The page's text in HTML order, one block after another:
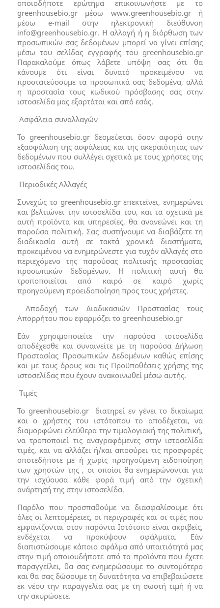
οποιοδήποτε ερώτημα επικοινωνήστε με το
greenhousebio.gr μέσω www.greenhousebio.gr ή
μέσω e-mail στην ηλεκτρονική διεύθυνση
info@greenhousebio.gr. Η αλλαγή ή η διόρθωση των
προσωπικών σας δεδομένων μπορεί να γίνει επίσης
μέσω του σελίδας εγγραφής του greenhousebio.gr
Παρακαλούμε όπως λάβετε υπόψη σας ότι θα
κάνουμε ότι είναι δυνατό προκειμένου να
προστατεύσουμε τα προσωπικά σας δεδομένα, αλλά
η προστασία τους κωδικού πρόσβασης σας στην
ιστοσελίδα μας εξαρτάται και από εσάς.
Ασφάλεια συναλλαγών
Το greenhousebio.gr δεσμεύεται όσον αφορά στην
εξασφάλιση της ασφάλειας και της ακεραιότητας των
δεδομένων που συλλέγει σχετικά με τους χρήστες της
ιστοσελίδας του.
Περιοδικές Αλλαγές
Συνεχώς το greenhousebio.gr επεκτείνει, ενημερώνει
και βελτιώνει την ιστοσελίδα του, και τα σχετικά με
αυτή προϊόντα και υπηρεσίες, θα ανανεώνει και τη
παρούσα πολιτική. Σας συστήνουμε να διαβάζετε τη
διαδικασία αυτή σε τακτά χρονικά διαστήματα,
προκειμένου να ενημερώνεστε για τυχόν αλλαγές στο
περιεχόμενο της παρούσας πολιτικής προστασίας
προσωπικών δεδομένων. Η πολιτική αυτή θα
τροποποιείται από καιρό σε καιρό χωρίς
προηγούμενη προειδοποίηση προς τους χρήστες.
Αποδοχή των Διαδικασιών Προστασίας τους
Απορρήτου που εφαρμόζει το greenhousebio.gr
Εάν χρησιμοποιείτε την παρούσα ιστοσελίδα
αποδέχεσθε και συναινείτε με τη παρούσα Δήλωση
Προστασίας Προσωπικών Δεδομένων καθώς επίσης
και με τους όρους και τις Προϋποθέσεις χρήσης της
ιστοσελίδας που έχουν ανακοινωθεί μέσω αυτής.
Τιμές
Το greenhousebio.gr διατηρεί εν γένει το δικαίωμα
και ο χρήστης του ιστότοπου το αποδέχεται, να
διαμορφώνει ελεύθερα την τιμολογιακή της πολιτική,
να τροποποιεί τις αναγραφόμενες στην ιστοσελίδα
τιμές, και να αλλάζει ή/και αποσύρει τις προσφορές
οποτεδήποτε με ή χωρίς προηγούμενη ειδοποίηση
των χρηστών της , οι οποίοι θα ενημερώνονται για
την ισχύουσα κάθε φορά τιμή από την σχετική
ανάρτησή της στην ιστοσελίδα.
Παρόλο που προσπαθούμε να διασφαλίσουμε ότι
όλες οι λεπτομέρειες, οι περιγραφές και οι τιμές που
εμφανίζονται στον παρόντα Ιστότοπο είναι ακριβείς,
ενδέχεται να προκύψουν σφάλματα. Εάν
διαπιστώσουμε κάποιο σφάλμα από υπαιτιότητά μας
στην τιμή οποιουδήποτε από τα προϊόντα που έχετε
παραγγείλει, θα σας ενημερώσουμε το συντομότερο
και θα σας δώσουμε τη δυνατότητα να επιβεβαιώσετε
εκ νέου την παραγγελία σας με τη σωστή τιμή ή να
την ακυρώσετε.